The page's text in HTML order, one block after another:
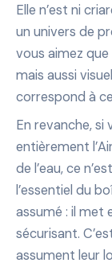
Elle n’est ni
un univers de
vous aimez
mais aussi
correspond à
En revanche, si
entièrement
de l’eau, ce
l’essentiel du
assumé : il met
sécurisant.
assument leur